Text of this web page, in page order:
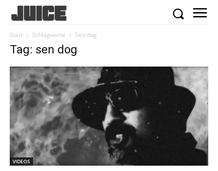
Start Schlagworte Sen dog
Tag: sen dog
VIDEOS